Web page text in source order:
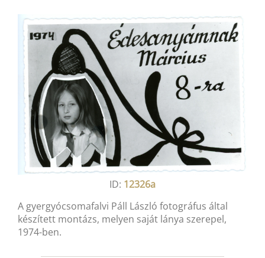
ID: 12326a
A gyergyócsomafalvi Páll László fotográfus által
készített montázs, melyen saját lánya szerepel,
1974-ben.